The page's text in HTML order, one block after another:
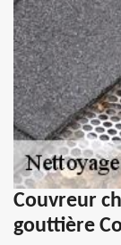
Couvreur
gouttière